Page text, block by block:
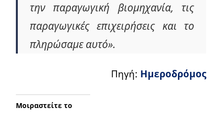
την παραγωγική βιομηχανία, τις
παραγωγικές επιχειρήσεις και το
πληρώσαμε αυτό».
Πηγή: Ημεροδρόμος
Μοιραστείτε το